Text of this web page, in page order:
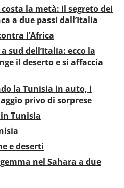
utilizzi il nostro sito con i
di analisi dei dati web,
potrebbero combinarle
fornito loro o che hanno
loro servizi.
la metà: il segreto dei
a due passi dall’Italia
l’Africa
sud dell’Italia: ecco la
il deserto e si affaccia
la Tunisia in auto, i
privo di sorprese
Tunisia
e deserti
nel Sahara a due